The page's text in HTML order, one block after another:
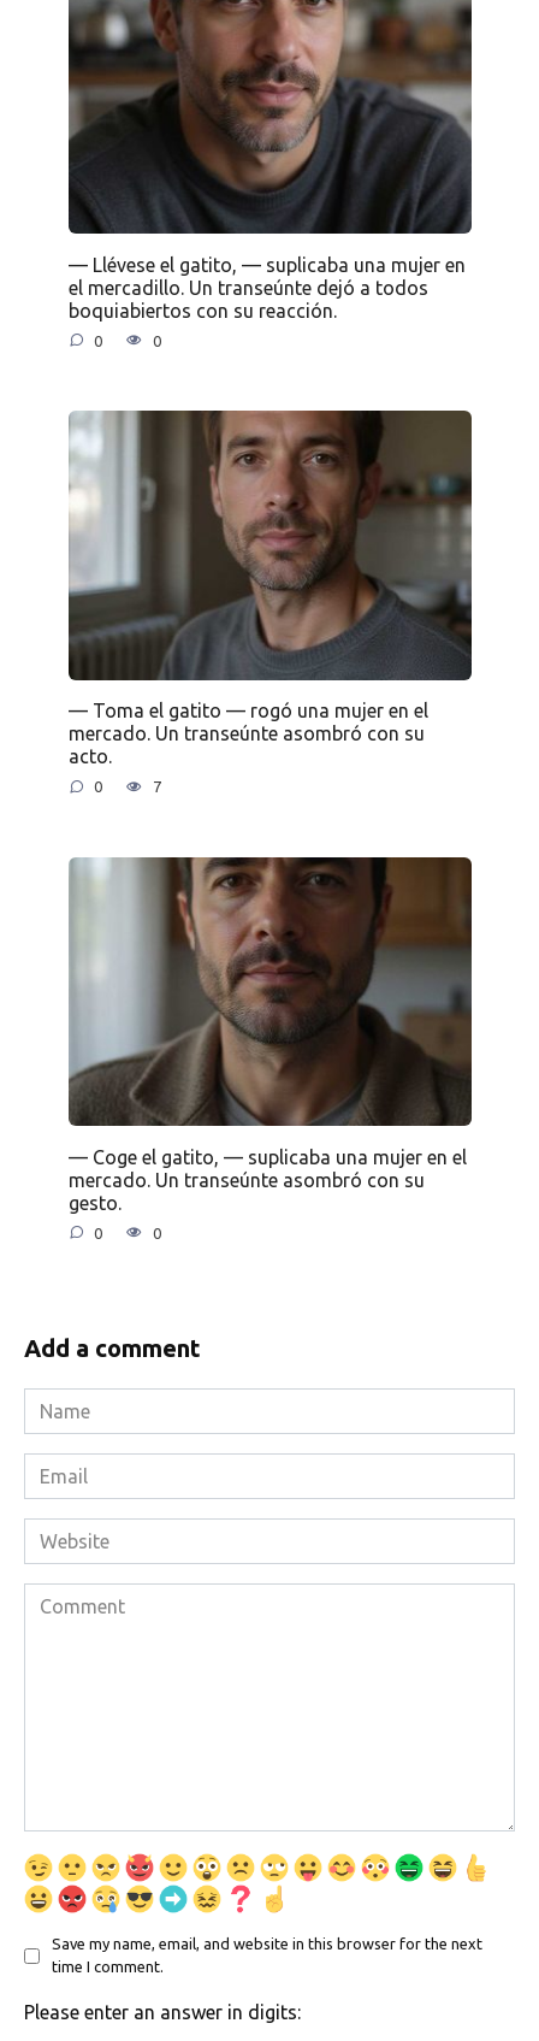
— Llévese el gatito, — suplicaba una mujer en
el mercadillo. Un transeúnte dejó a todos
boquiabiertos con su reacción.
0 0
— Toma el gatito — rogó una mujer en el
mercado. Un transeúnte asombró con su
acto.
0 7
— Coge el gatito, — suplicaba una mujer en el
mercado. Un transeúnte asombró con su
gesto.
0 0
Add a comment
Name
*
Email
*
Website
Comment
Save my name, email, and website in this browser for the next
time I comment.
Please enter an answer in digits: